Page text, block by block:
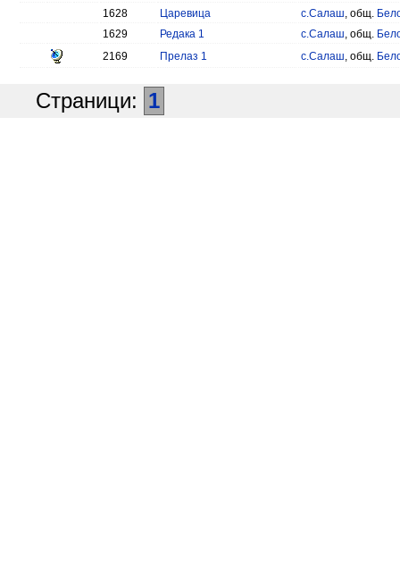
1628
Царевица с.Салаш, общ.
1629
Редака 1 с.Салаш, общ.
2169
Прелаз 1 с.Салаш, общ.
Страници: 1